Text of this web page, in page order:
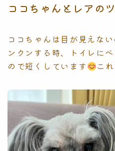
ココちゃんとレアの
ココちゃんは目が見えな
ンクンする時、トイレに
ので短くしています
こ